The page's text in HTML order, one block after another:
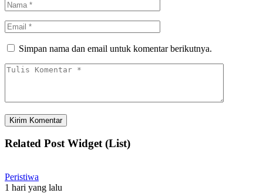
Simpan nama dan email untuk komentar berikutnya.
Related Post Widget (List)
Peristiwa
1 hari yang lalu